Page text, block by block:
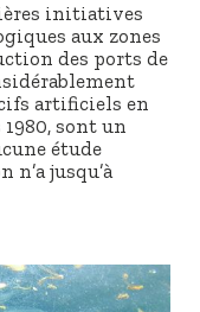
initiatives
aux zones
des ports de
artificiels en
sont un
étude
jusqu’à